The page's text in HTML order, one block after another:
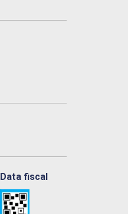
Data fiscal